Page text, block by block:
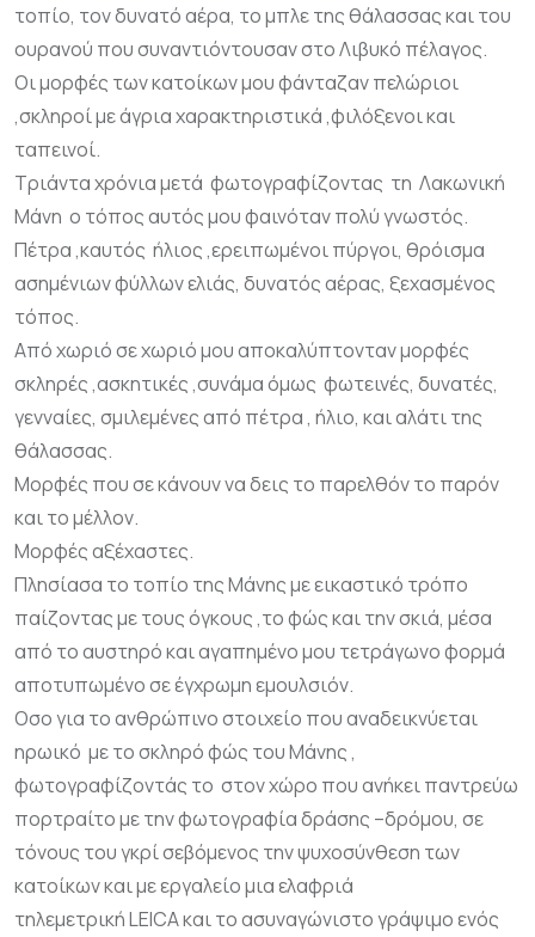
τοπίο, τον δυνατό αέρα, το μπλε της θάλασσας και του
ουρανού που συναντιόντουσαν στο Λιβυκό πέλαγος.
Οι μορφές των κατοίκων μου φάνταζαν πελώριοι
,σκληροί με άγρια χαρακτηριστικά ,φιλόξενοι και
ταπεινοί.
Τριάντα χρόνια μετά φωτογραφίζοντας τη Λακωνική
Μάνη ο τόπος αυτός μου φαινόταν πολύ γνωστός.
Πέτρα ,καυτός ήλιος ,ερειπωμένοι πύργοι, θρόισμα
ασημένιων φύλλων ελιάς, δυνατός αέρας, ξεχασμένος
τόπος.
Από χωριό σε χωριό μου αποκαλύπτονταν μορφές
σκληρές ,ασκητικές ,συνάμα όμως φωτεινές, δυνατές,
γενναίες, σμιλεμένες από πέτρα , ήλιο, και αλάτι της
θάλασσας.
Μορφές που σε κάνουν να δεις το παρελθόν το παρόν
και το μέλλον.
Μορφές αξέχαστες.
Πλησίασα το τοπίο της Μάνης με εικαστικό τρόπο
παίζοντας με τους όγκους ,το φώς και την σκιά, μέσα
από το αυστηρό και αγαπημένο μου τετράγωνο φορμά
αποτυπωμένο σε έγχρωμη εμουλσιόν.
Oσο για το ανθρώπινο στοιχείο που αναδεικνύεται
ηρωικό με το σκληρό φώς του Μάνης ,
φωτογραφίζοντάς το στον χώρο που ανήκει παντρεύω
πορτραίτο με την φωτογραφία δράσης –δρόμου, σε
τόνους του γκρί σεβόμενος την ψυχοσύνθεση των
κατοίκων και με εργαλείο μια ελαφριά
τηλεμετρικήLEICAκαι το ασυναγώνιστο γράψιμο ενός